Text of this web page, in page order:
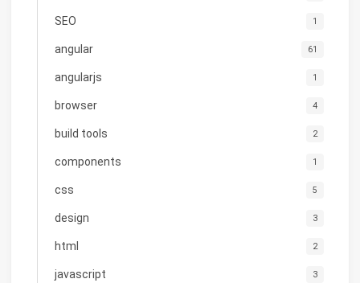
SEO 1
angular 61
angularjs 1
browser 4
build tools 2
components 1
css 5
design 3
html 2
javascript 3